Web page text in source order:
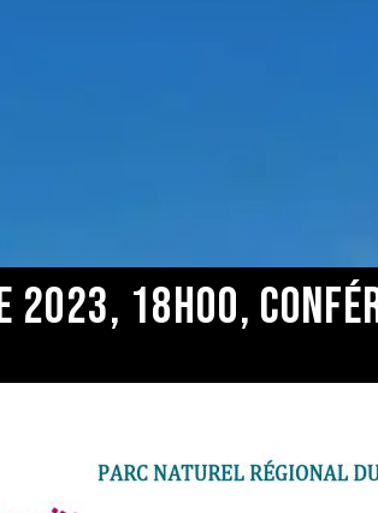
2023, 18H00,